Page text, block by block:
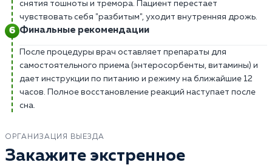
снятия тошноты и тремора. Пациент перестает
чувствовать себя "разбитым", уходит внутренняя дрожь.
Финальные рекомендации
После процедуры врач оставляет препараты для
самостоятельного приема (энтеросорбенты, витамины) и
дает инструкции по питанию и режиму на ближайшие 12
часов. Полное восстановление реакций наступает после
сна.
ОРГАНИЗАЦИЯ ВЫЕЗДА
Закажите экстренное